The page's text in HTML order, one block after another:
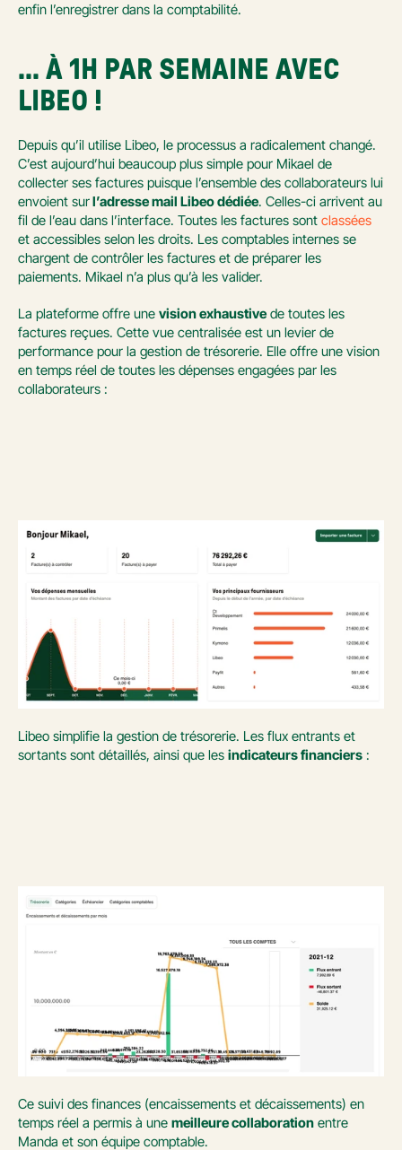
enfin l’enregistrer dans la comptabilité.
... À 1H PAR SEMAINE AVEC
LIBEO !
Depuis qu’il utilise Libeo, le processus a radicalement changé.
C’est aujourd’hui beaucoup plus simple pour Mikael de
collecter ses factures puisque l’ensemble des collaborateurs lui
envoient sur l’adresse mail Libeo dédiée. Celles-ci arrivent au
fil de l’eau dans l’interface. Toutes les factures sont classées
et accessibles selon les droits. Les comptables internes se
chargent de contrôler les factures et de préparer les
paiements. Mikael n’a plus qu’à les valider.
La plateforme offre une vision exhaustive de toutes les
factures reçues. Cette vue centralisée est un levier de
performance pour la gestion de trésorerie. Elle offre une vision
en temps réel de toutes les dépenses engagées par les
collaborateurs :
Libeo simplifie la gestion de trésorerie. Les flux entrants et
sortants sont détaillés, ainsi que les indicateurs financiers :
Ce suivi des finances (encaissements et décaissements) en
temps réel a permis à une meilleure collaboration entre
Manda et son équipe comptable.